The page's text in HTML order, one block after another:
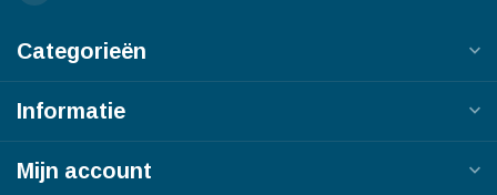
Categorieën
Informatie
Mijn account